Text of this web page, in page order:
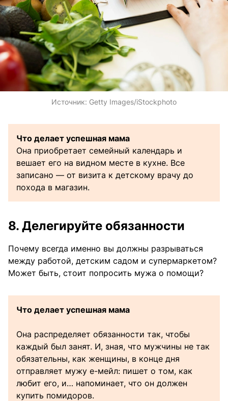
Источник: Getty Images/iStockphoto
Что делает успешная мама
Она приобретает семейный календарь и
вешает его на видном месте в кухне. Все
записано — от визита к детскому врачу до
похода в магазин.
8. Делегируйте обязанности
Почему всегда именно вы должны разрываться
между работой, детским садом и супермаркетом?
Может быть, стоит попросить мужа о помощи?
Что делает успешная мама
Она распределяет обязанности так, чтобы
каждый был занят. И, зная, что мужчины не так
обязательны, как женщины, в конце дня
отправляет мужу е-мейл: пишет о том, как
любит его, и… напоминает, что он должен
купить помидоров.